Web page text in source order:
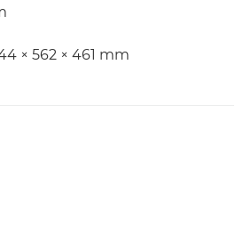
× 562 × 461 mm